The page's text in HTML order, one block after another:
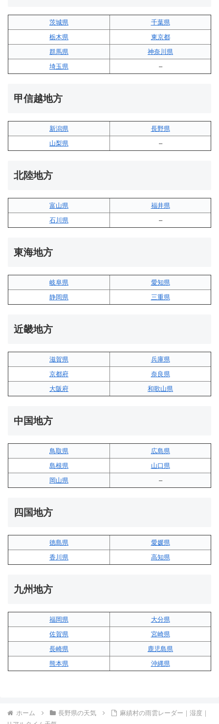
茨城県
千葉県
栃木県
東京都
群馬県
神奈川県
埼玉県
–
甲信越地方
新潟県
長野県
山梨県
–
北陸地方
富山県
福井県
石川県
–
東海地方
岐阜県
愛知県
静岡県
三重県
近畿地方
滋賀県
兵庫県
京都府
奈良県
大阪府
和歌山県
中国地方
鳥取県
広島県
島根県
山口県
岡山県
–
四国地方
徳島県
愛媛県
香川県
高知県
九州地方
福岡県
大分県
佐賀県
宮崎県
長崎県
鹿児島県
熊本県
沖縄県
ホーム 長野県の天気
麻績村の雨雲レーダー｜湿度｜